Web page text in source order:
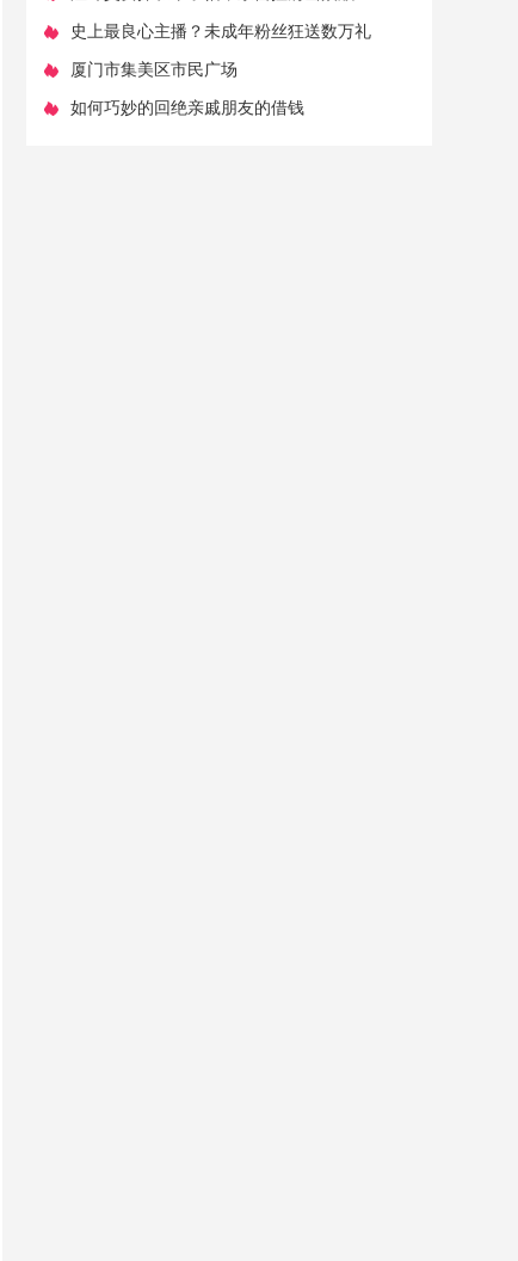
吻，醒宝捧五亿珠宝淡定自若
​史上最良心主播？未成年粉丝狂送数万礼
物，浪子彦一举动圈粉无数
​厦门市集美区市民广场
​如何巧妙的回绝亲戚朋友的借钱